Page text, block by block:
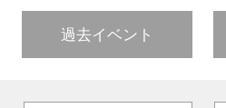
過去イベント